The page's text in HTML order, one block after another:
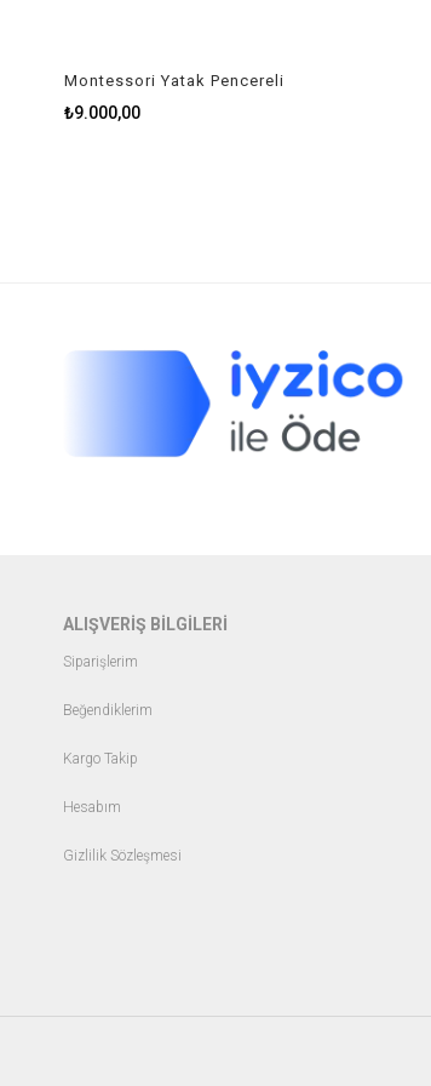
Montessori Yatak Pencereli
₺9.000,00
ALIŞVERİŞ BİLGİLERİ
Siparişlerim
Beğendiklerim
Kargo Takip
Hesabım
Gizlilik Sözleşmesi